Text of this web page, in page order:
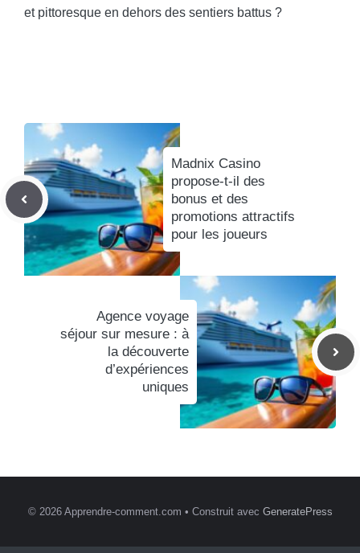
et pittoresque en dehors des sentiers battus ?
Madnix Casino
propose-t-il des
bonus et des
promotions attractifs
pour les joueurs
Agence voyage
séjour sur mesure : à
la découverte
d’expériences
uniques
© 2026 Apprendre-comment.com • Construit avec GeneratePress